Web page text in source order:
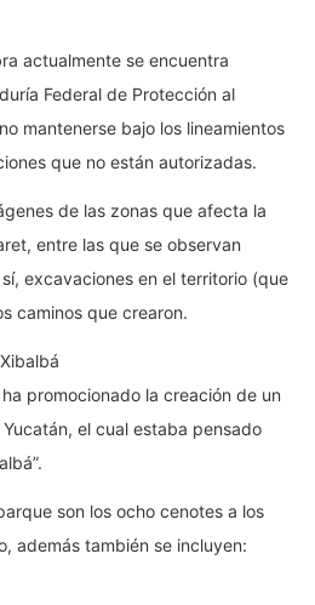
actualmente se encuentra
Federal de Protección al
mantenerse bajo los lineamientos
que no están autorizadas.
de las zonas que afecta la
entre las que se observan
excavaciones en el territorio (que
caminos que crearon.
promocionado la creación de un
el cual estaba pensado
son los ocho cenotes a los
además también se incluyen: